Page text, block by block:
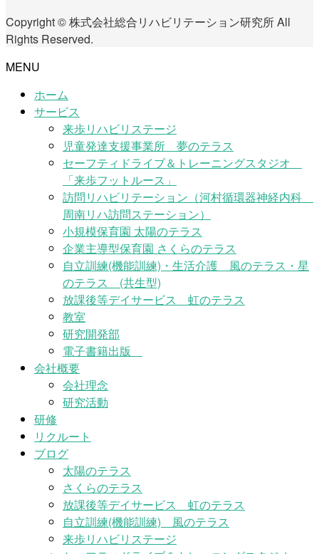
Copyright © 株式会社総合リハビリテーション研究所 All
Rights Reserved.
MENU
ホーム
サービス
来歩リハビリステージ
児童発達支援事業所 夢のテラス
セーフティドライブ＆トレーニングスタジオ
「来歩フットルース」
訪問リハビリテーション（河村循環器神経内科
周南リハ訪問ステーション）
小規模保育園 太陽のテラス
企業主導型保育園 さくらのテラス
自立訓練(機能訓練)・生活介護 風のテラス・星
のテラス (共生型)
放課後等デイサービス 虹のテラス
教室
研究開発部
電子書籍出版
会社概要
会社理念
研究活動
研修
リクルート
ブログ
太陽のテラス
さくらのテラス
放課後等デイサービス 虹のテラス
自立訓練(機能訓練) 風のテラス
来歩リハビリステージ